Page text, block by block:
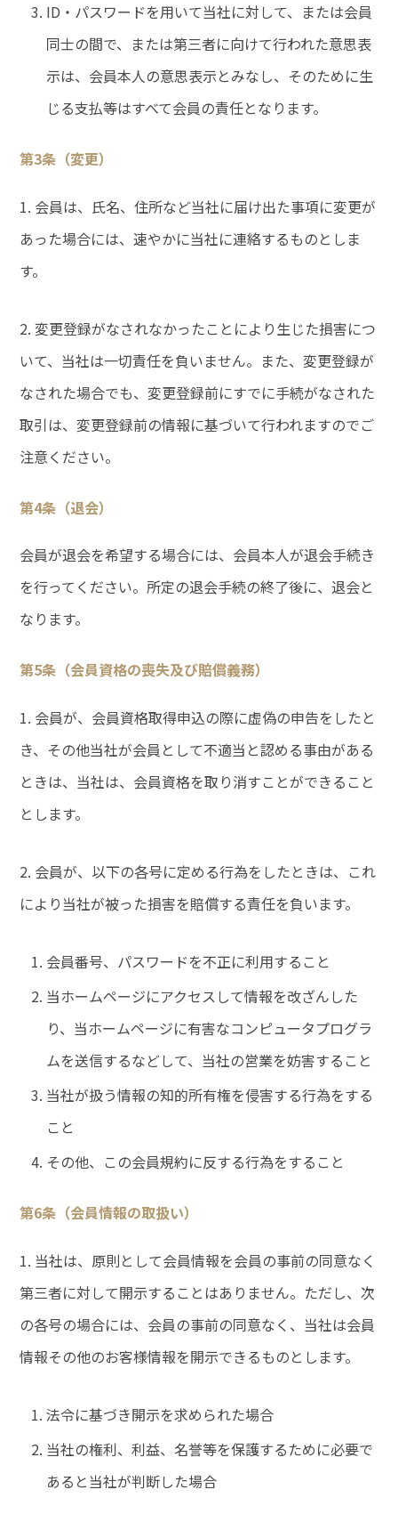
ID・パスワードを用いて当社に対して、または会員
同士の間で、または第三者に向けて行われた意思表
示は、会員本人の意思表示とみなし、そのために生
じる支払等はすべて会員の責任となります。
第3条（変更）
1. 会員は、氏名、住所など当社に届け出た事項に変更が
あった場合には、速やかに当社に連絡するものとしま
す。
2. 変更登録がなされなかったことにより生じた損害につ
いて、当社は一切責任を負いません。また、変更登録が
なされた場合でも、変更登録前にすでに手続がなされた
取引は、変更登録前の情報に基づいて行われますのでご
注意ください。
第4条（退会）
会員が退会を希望する場合には、会員本人が退会手続き
を行ってください。所定の退会手続の終了後に、退会と
なります。
第5条（会員資格の喪失及び賠償義務）
1. 会員が、会員資格取得申込の際に虚偽の申告をしたと
き、その他当社が会員として不適当と認める事由がある
ときは、当社は、会員資格を取り消すことができること
とします。
2. 会員が、以下の各号に定める行為をしたときは、これ
により当社が被った損害を賠償する責任を負います。
会員番号、パスワードを不正に利用すること
当ホームページにアクセスして情報を改ざんした
り、当ホームページに有害なコンピュータプログラ
ムを送信するなどして、当社の営業を妨害すること
当社が扱う情報の知的所有権を侵害する行為をする
こと
その他、この会員規約に反する行為をすること
第6条（会員情報の取扱い）
1. 当社は、原則として会員情報を会員の事前の同意なく
第三者に対して開示することはありません。ただし、次
の各号の場合には、会員の事前の同意なく、当社は会員
情報その他のお客様情報を開示できるものとします。
法令に基づき開示を求められた場合
当社の権利、利益、名誉等を保護するために必要で
あると当社が判断した場合